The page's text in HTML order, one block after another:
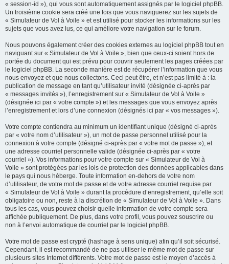
« session-id »), qui vous sont automatiquement assignés par le logiciel phpBB.
Un troisième cookie sera créé une fois que vous naviguerez sur les sujets de
« Simulateur de Vol à Voile » et est utilisé pour stocker les informations sur les
sujets que vous avez lus, ce qui améliore votre navigation sur le forum.
Nous pouvons également créer des cookies externes au logiciel phpBB tout en
naviguant sur « Simulateur de Vol à Voile », bien que ceux-ci soient hors de
portée du document qui est prévu pour couvrir seulement les pages créées par
le logiciel phpBB. La seconde manière est de récupérer l’information que vous
nous envoyez et que nous collectons. Ceci peut être, et n’est pas limité à : la
publication de message en tant qu’utilisateur invité (désignée ci-après par
« messages invités »), l’enregistrement sur « Simulateur de Vol à Voile »
(désignée ici par « votre compte ») et les messages que vous envoyez après
l’enregistrement et lors d’une connexion (désignés ici par « vos messages »).
Votre compte contiendra au minimum un identifiant unique (désigné ci-après
par « votre nom d’utilisateur »), un mot de passe personnel utilisé pour la
connexion à votre compte (désigné ci-après par « votre mot de passe »), et
une adresse courriel personnelle valide (désignée ci-après par « votre
courriel »). Vos informations pour votre compte sur « Simulateur de Vol à
Voile » sont protégées par les lois de protection des données applicables dans
le pays qui nous héberge. Toute information en-dehors de votre nom
d’utilisateur, de votre mot de passe et de votre adresse courriel requise par
« Simulateur de Vol à Voile » durant la procédure d’enregistrement, qu’elle soit
obligatoire ou non, reste à la discrétion de « Simulateur de Vol à Voile ». Dans
tous les cas, vous pouvez choisir quelle information de votre compte sera
affichée publiquement. De plus, dans votre profil, vous pouvez souscrire ou
non à l’envoi automatique de courriel par le logiciel phpBB.
Votre mot de passe est crypté (hashage à sens unique) afin qu’il soit sécurisé.
Cependant, il est recommandé de ne pas utiliser le même mot de passe sur
plusieurs sites Internet différents. Votre mot de passe est le moyen d’accès à